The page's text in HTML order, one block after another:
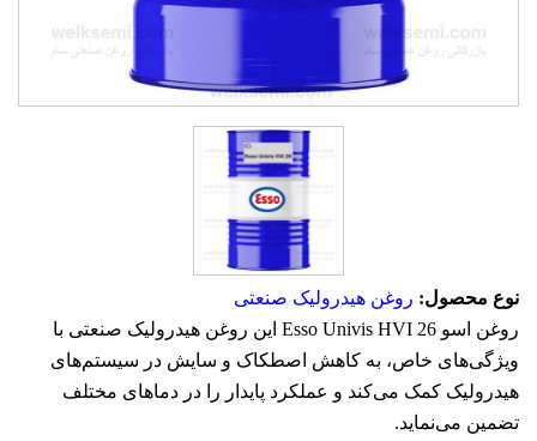
نوع محصول: روغن هیدرولیک صنعتی
روغن اسو Esso Univis HVI 26 این روغن هیدرولیک صنعتی با
ویژگی‌های خاص، به کاهش اصطکاک و سایش در سیستم‌های
هیدرولیک کمک می‌کند و عملکرد پایدار را در دماهای مختلف
تضمین می‌نماید.